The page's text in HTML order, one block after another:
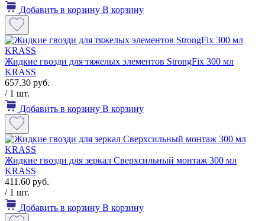
Добавить в корзину В корзину
Жидкие гвозди для тяжелых элементов StrongFix 300 мл
KRASS
657.30 руб.
/ 1 шт.
Добавить в корзину В корзину
Жидкие гвозди для зеркал Сверхсильный монтаж 300 мл
KRASS
411.60 руб.
/ 1 шт.
Добавить в корзину В корзину